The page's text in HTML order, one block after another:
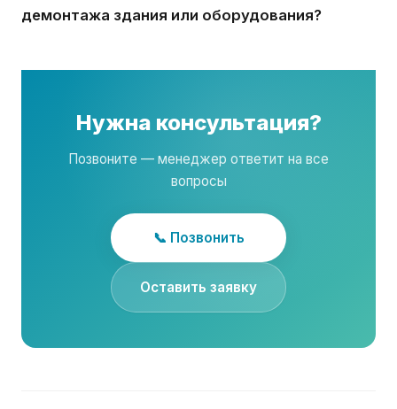
демонтажа здания или оборудования?
Нужна консультация?
Позвоните — менеджер ответит на все
вопросы
📞 Позвонить
Оставить заявку